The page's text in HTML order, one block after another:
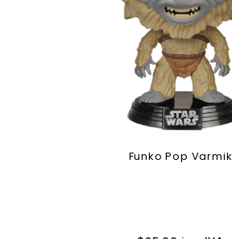
Funko Pop Varmik